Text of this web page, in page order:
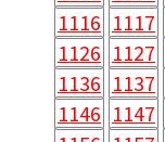
1116 1117
1126 1127
1136 1137
1146 1147